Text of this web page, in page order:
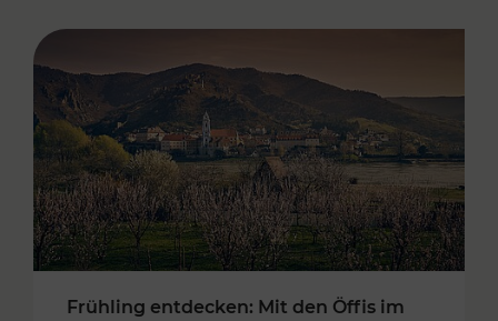
Frühling entdecken: Mit den Öffis im